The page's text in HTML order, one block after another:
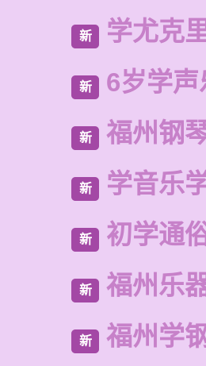
新 学尤克
新 6岁学
新 福州钢
新 学音乐
新 初学通
新 福州乐
新 福州学